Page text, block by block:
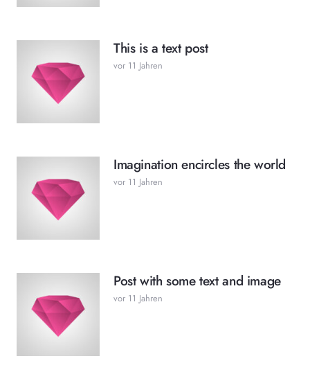
This is a text post
vor 11 Jahren
Imagination encircles the world
vor 11 Jahren
Post with some text and image
vor 11 Jahren